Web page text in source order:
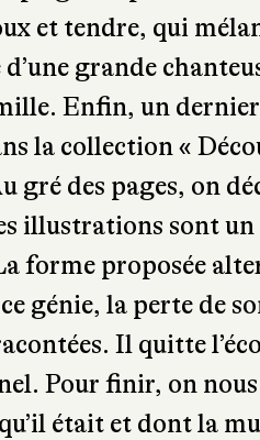
fois la découverte
la
de musique
du livre sont
peignent plus
et tendre, qui
grande
Enfin, un
la collection «
gré des pages, on
illustrations sont